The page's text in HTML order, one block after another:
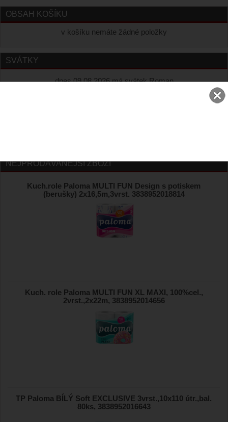
OBSAH KOŠÍKU
v košíku nemáte žádné položky
SVÁTKY
dnes 09.08.2026 má svátek Roman
NEJPRODÁVANĚJŠÍ ZBOŽÍ
Kuch.role Paloma MULTI FUN Design s potiskem
(berušky) 2x16,5m,3vrst. 3838952018814
Kuch. role Paloma MULTI FUN XL MAXI, 100%cel.,
2vrst.,2x22m, 3838952014656
TP Paloma BÍLÝ Soft EXCLUSIVE 3vrst.,10x110 útr.,bal.
80ks, 3838952016643